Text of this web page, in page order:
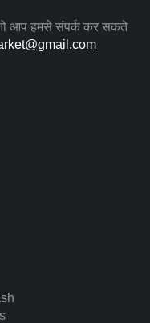
आप हमसे संपर्क कर सकते